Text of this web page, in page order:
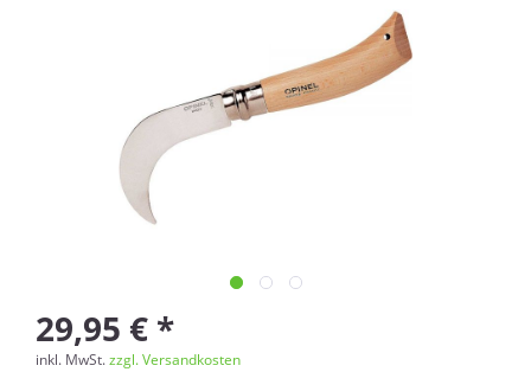
29,95 € *
inkl. MwSt.zzgl. Versandkosten